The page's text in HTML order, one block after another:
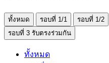
ทั้งหมด รอบที่ 1/1 รอบที่ 1/2
รอบที่ 3 รับตรงร่วมกัน
ทั้งหมด